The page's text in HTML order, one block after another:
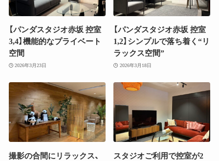
【パンダスタジオ赤坂 控室
3,4】機能的なプライベート
空間
2026年3月23日
【パンダスタジオ赤坂 控室
1,2】シンプルで落ち着く“リ
ラックス空間”
2026年3月18日
撮影の合間にリラックス、
スタジオご利用で控室が2